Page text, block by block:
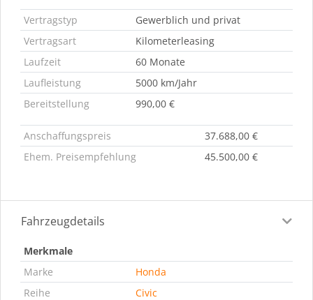
Vertragstyp
Gewerblich und privat
Vertragsart
Kilometerleasing
Laufzeit
60 Monate
Laufleistung
5000 km/Jahr
Bereitstellung
990,00 €
Anschaffungspreis
37.688,00 €
Ehem. Preisempfehlung
45.500,00 €
Fahrzeugdetails
Merkmale
Marke
Honda
Reihe
Civic